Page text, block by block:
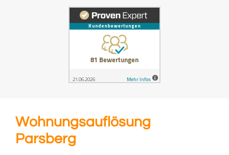
Wohnungsauflösung
Parsberg